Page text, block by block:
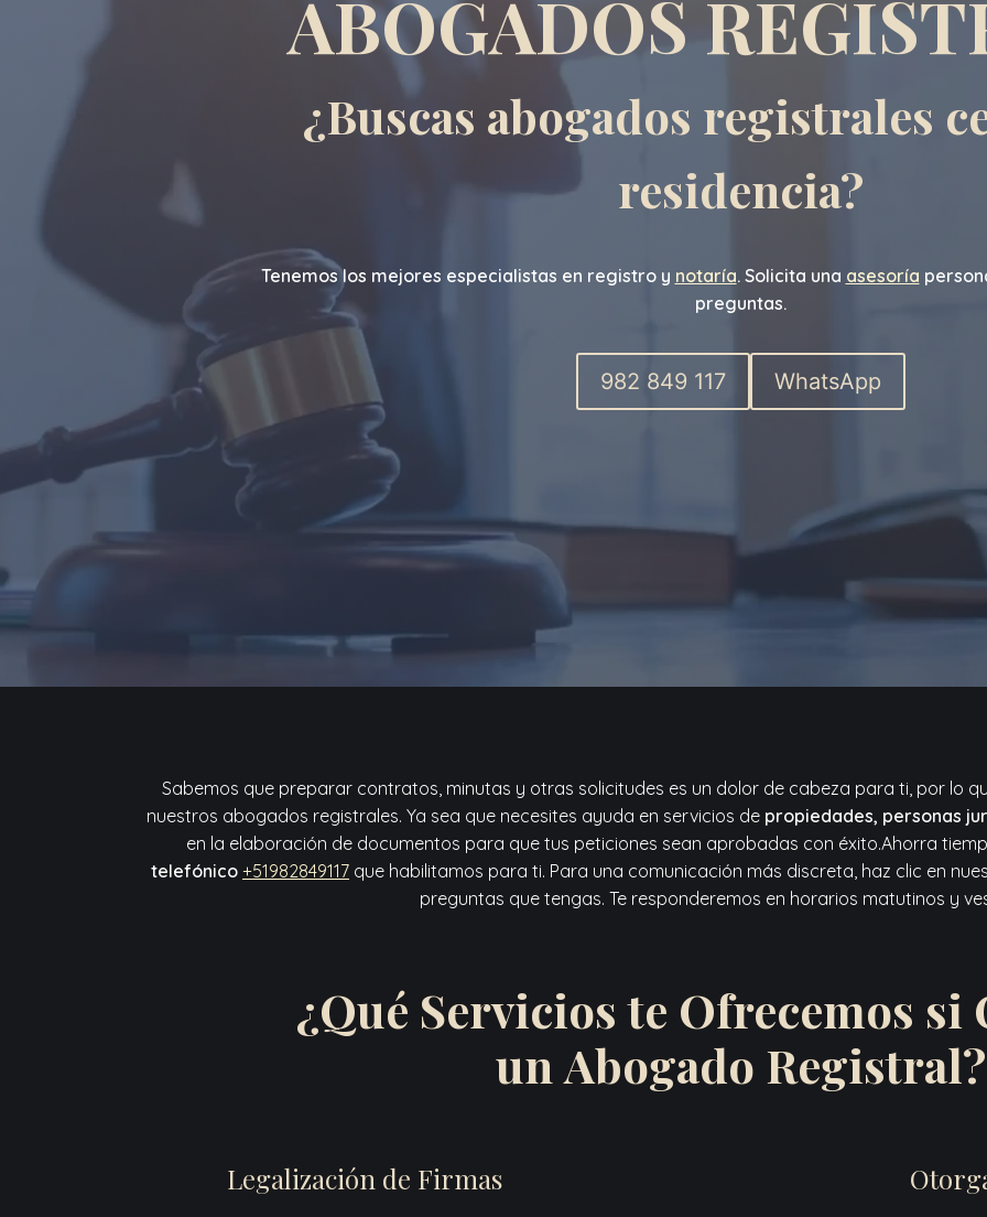
ABOGADOS
¿Buscas abogados registrales
residencia?
Tenemos los mejores especialistas en registro y notaría. Solicita una asesoría
preguntas.
982 849 117 WhatsApp
Sabemos que preparar contratos, minutas y otras solicitudes es un dolor de cabeza para ti, por lo
nuestros abogados registrales. Ya sea que necesites ayuda en servicios de propiedades, personas
en la elaboración de documentos para que tus peticiones sean aprobadas con éxito.Ahorra
telefónico +51982849117 que habilitamos para ti. Para una comunicación más discreta, haz clic en
preguntas que tengas. Te responderemos en horarios matutinos y
¿Qué Servicios te Ofrecemos si
un Abogado Registral?
Legalización de Firmas